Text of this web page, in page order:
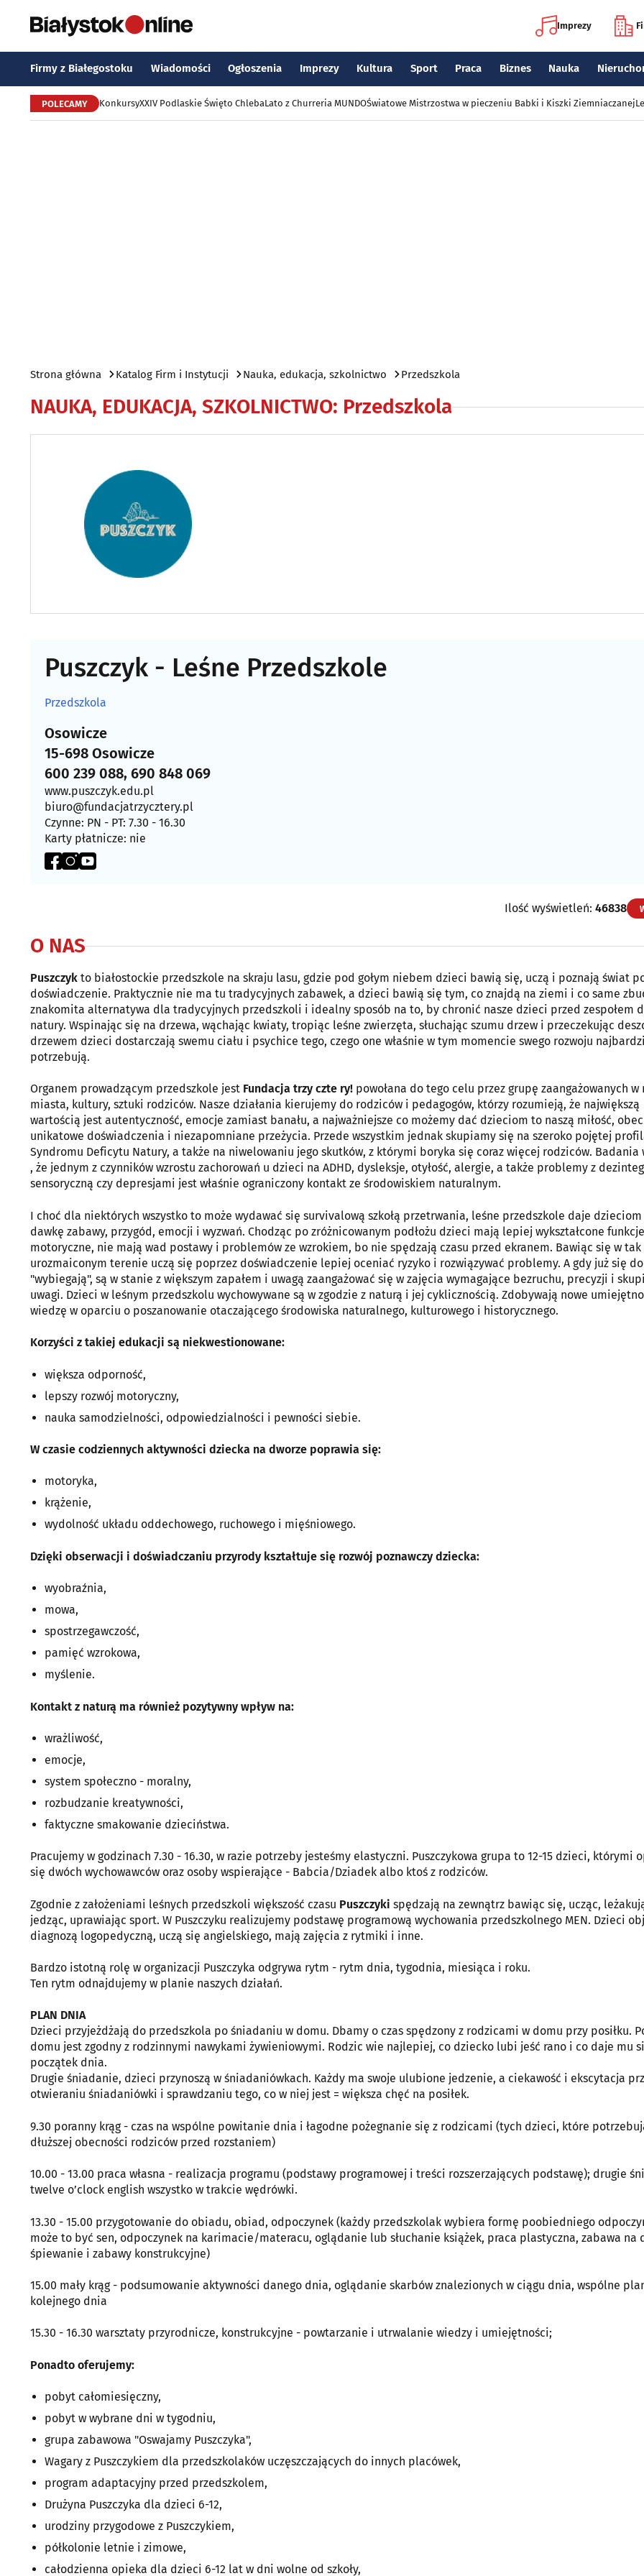
Imprezy
Firmy z Białegostoku Wiadomości Ogłoszenia Imprezy Kultura Sport Praca Biznes Nauka
POLECAMY KonkursyXXIV Podlaskie Święto ChlebaLato z Churreria MUNDOŚwiatowe Mistrzostwa w pieczeniu Babki i Kiszki Ziemniaczanej
Strona główna Katalog Firm i Instytucji Nauka, edukacja, szkolnictwo Przedszkola
NAUKA, EDUKACJA, SZKOLNICTWO: Przedszkola
Puszczyk - Leśne Przedszkole
Przedszkola
Osowicze
15-698 Osowicze
600 239 088, 690 848 069
www.puszczyk.edu.pl
biuro@fundacjatrzycztery.pl
Czynne: PN - PT: 7.30 - 16.30
Karty płatnicze: nie
Ilość wyświetleń: 46838
O NAS
Puszczyk to białostockie przedszkole na skraju lasu, gdzie pod gołym niebem dzieci bawią się, uczą i poznają świat
doświadczenie. Praktycznie nie ma tu tradycyjnych zabawek, a dzieci bawią się tym, co znajdą na ziemi i co same
znakomita alternatywa dla tradycyjnych przedszkoli i idealny sposób na to, by chronić nasze dzieci przed zespołem
natury. Wspinając się na drzewa, wąchając kwiaty, tropiąc leśne zwierzęta, słuchając szumu drzew i przeczekując
drzewem dzieci dostarczają swemu ciału i psychice tego, czego one właśnie w tym momencie swego rozwoju
potrzebują.
Organem prowadzącym przedszkole jest Fundacja trzy czte ry! powołana do tego celu przez grupę zaangażowanych w
miasta, kultury, sztuki rodziców. Nasze działania kierujemy do rodziców i pedagogów, którzy rozumieją, że największą
wartością jest autentyczność, emocje zamiast banału, a najważniejsze co możemy dać dzieciom to naszą miłość,
unikatowe doświadczenia i niezapomniane przeżycia. Przede wszystkim jednak skupiamy się na szeroko pojętej
Syndromu Deficytu Natury, a także na niwelowaniu jego skutków, z którymi boryka się coraz więcej rodziców. Badania
, że jednym z czynników wzrostu zachorowań u dzieci na ADHD, dysleksje, otyłość, alergie, a także problemy z
sensoryczną czy depresjami jest właśnie ograniczony kontakt ze środowiskiem naturalnym.
I choć dla niektórych wszystko to może wydawać się survivalową szkołą przetrwania, leśne przedszkole daje
dawkę zabawy, przygód, emocji i wyzwań. Chodząc po zróżnicowanym podłożu dzieci mają lepiej wykształcone funkcje
motoryczne, nie mają wad postawy i problemów ze wzrokiem, bo nie spędzają czasu przed ekranem. Bawiąc się w tak
urozmaiconym terenie uczą się poprzez doświadczenie lepiej oceniać ryzyko i rozwiązywać problemy. A gdy już się
"wybiegają", są w stanie z większym zapałem i uwagą zaangażować się w zajęcia wymagające bezruchu, precyzji i
uwagi. Dzieci w leśnym przedszkolu wychowywane są w zgodzie z naturą i jej cyklicznością. Zdobywają nowe
wiedzę w oparciu o poszanowanie otaczającego środowiska naturalnego, kulturowego i historycznego.
Korzyści z takiej edukacji są niekwestionowane:
większa odporność,
lepszy rozwój motoryczny,
nauka samodzielności, odpowiedzialności i pewności siebie.
W czasie codziennych aktywności dziecka na dworze poprawia się:
motoryka,
krążenie,
wydolność układu oddechowego, ruchowego i mięśniowego.
Dzięki obserwacji i doświadczaniu przyrody kształtuje się rozwój poznawczy dziecka:
wyobraźnia,
mowa,
spostrzegawczość,
pamięć wzrokowa,
myślenie.
Kontakt z naturą ma również pozytywny wpływ na:
wrażliwość,
emocje,
system społeczno - moralny,
rozbudzanie kreatywności,
faktyczne smakowanie dzieciństwa.
Pracujemy w godzinach 7.30 - 16.30, w razie potrzeby jesteśmy elastyczni. Puszczykowa grupa to 12-15 dzieci, którymi
się dwóch wychowawców oraz osoby wspierające - Babcia/Dziadek albo ktoś z rodziców.
Zgodnie z założeniami leśnych przedszkoli większość czasu Puszczyki spędzają na zewnątrz bawiąc się, ucząc,
jedząc, uprawiając sport. W Puszczyku realizujemy podstawę programową wychowania przedszkolnego MEN. Dzieci
diagnozą logopedyczną, uczą się angielskiego, mają zajęcia z rytmiki i inne.
Bardzo istotną rolę w organizacji Puszczyka odgrywa rytm - rytm dnia, tygodnia, miesiąca i roku.
Ten rytm odnajdujemy w planie naszych działań.
PLAN DNIA
Dzieci przyjeżdżają do przedszkola po śniadaniu w domu. Dbamy o czas spędzony z rodzicami w domu przy posiłku.
domu jest zgodny z rodzinnymi nawykami żywieniowymi. Rodzic wie najlepiej, co dziecko lubi jeść rano i co daje mu
początek dnia.
Drugie śniadanie, dzieci przynoszą w śniadaniówkach. Każdy ma swoje ulubione jedzenie, a ciekawość i ekscytacja
otwieraniu śniadaniówki i sprawdzaniu tego, co w niej jest = większa chęć na posiłek.
9.30 poranny krąg - czas na wspólne powitanie dnia i łagodne pożegnanie się z rodzicami (tych dzieci, które
dłuższej obecności rodziców przed rozstaniem)
10.00 - 13.00 praca własna - realizacja programu (podstawy programowej i treści rozszerzających podstawę); drugie
twelve o’clock english wszystko w trakcie wędrówki.
13.30 - 15.00 przygotowanie do obiadu, obiad, odpoczynek (każdy przedszkolak wybiera formę poobiedniego
może to być sen, odpoczynek na karimacie/materacu, oglądanie lub słuchanie książek, praca plastyczna, zabawa na
śpiewanie i zabawy konstrukcyjne)
15.00 mały krąg - podsumowanie aktywności danego dnia, oglądanie skarbów znalezionych w ciągu dnia, wspólne
kolejnego dnia
15.30 - 16.30 warsztaty przyrodnicze, konstrukcyjne - powtarzanie i utrwalanie wiedzy i umiejętności;
Ponadto oferujemy:
pobyt całomiesięczny,
pobyt w wybrane dni w tygodniu,
grupa zabawowa "Oswajamy Puszczyka",
Wagary z Puszczykiem dla przedszkolaków uczęszczających do innych placówek,
program adaptacyjny przed przedszkolem,
Drużyna Puszczyka dla dzieci 6-12,
urodziny przygodowe z Puszczykiem,
półkolonie letnie i zimowe,
całodzienna opieka dla dzieci 6-12 lat w dni wolne od szkoły,